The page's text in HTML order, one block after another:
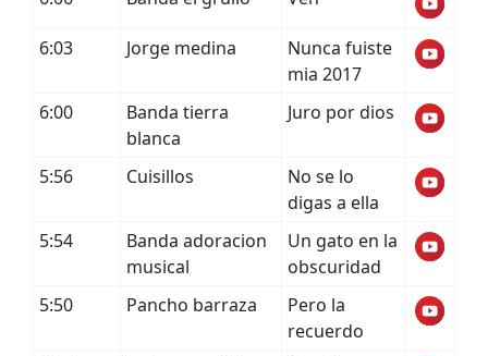
6:03 Jorge medina
Nunca fuiste
mia 2017
6:00
Banda tierra
blanca
Juro por dios
5:56 Cuisillos
No se lo
digas a ella
5:54
Banda adoracion
musical
Un gato en la
obscuridad
5:50
Pancho barraza
Pero la
recuerdo